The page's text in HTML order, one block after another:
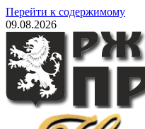
Перейти к содержимому
09.08.2026